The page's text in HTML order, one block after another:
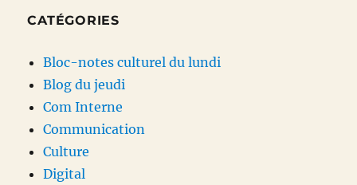
CATÉGORIES
Bloc-notes culturel du lundi
Blog du jeudi
Com Interne
Communication
Culture
Digital